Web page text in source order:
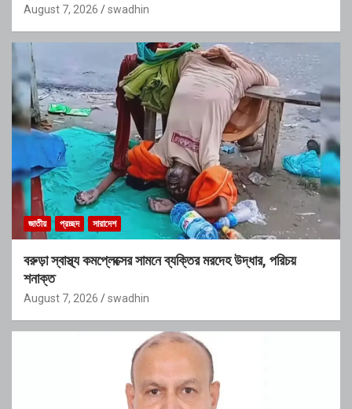
August 7, 2026 swadhin
জাতীয় প্রচ্ছদ সারাদেশ
বরুড়া স্বাস্থ্য কমপ্লেক্সের সামনে ব্যক্তির মরদেহ উদ্ধার, পরিচয়
শনাক্ত
August 7, 2026 swadhin